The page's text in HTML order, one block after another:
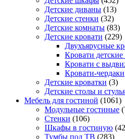
Детские диваны (13)
Детские стенки (32)
Детские комнаты (83)
Детские кровати (229)
Двухъярусные
Кровати
Кровати с
Кровати-чердаки
Детские кроватки (3)
Детские столы и
Мебель для гостиной (1061)
Модульные гостиные
Стенки (106)
Шкафы в гостиную
Тумбы под ТВ (283)